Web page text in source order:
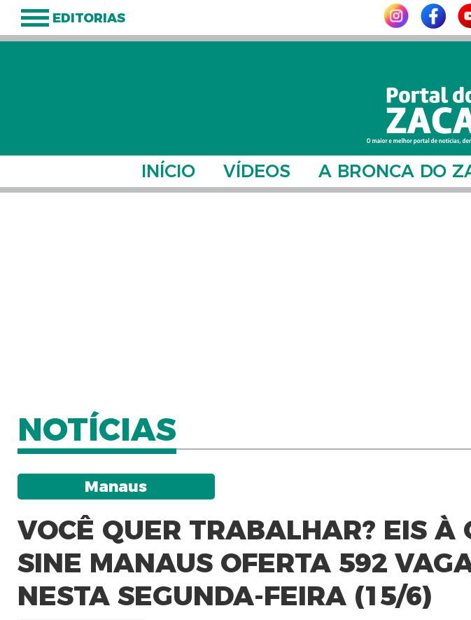
EDITORIAS
INÍCIO VÍDEOS A BRONCA DO
NOTÍCIAS
Manaus
VOCÊ QUER TRABALHAR? EIS À
SINE MANAUS OFERTA 592
NESTA SEGUNDA-FEIRA (15/6)